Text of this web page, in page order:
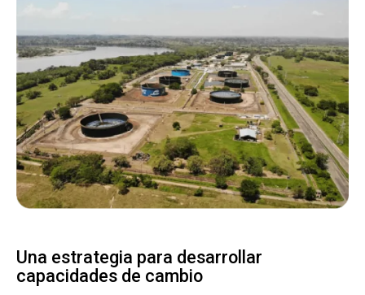
Una estrategia para desarrollar
capacidades de cambio